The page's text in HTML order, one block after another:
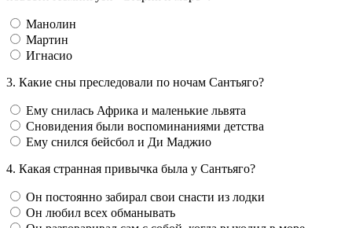
Манолин
Мартин
Игнасио
3. Какие сны преследовали по ночам Сантьяго?
Ему снилась Африка и маленькие львята
Сновидения были воспоминаниями детства
Ему снился бейсбол и Ди Маджио
4. Какая странная привычка была у Сантьяго?
Он постоянно забирал свои снасти из лодки
Он любил всех обманывать